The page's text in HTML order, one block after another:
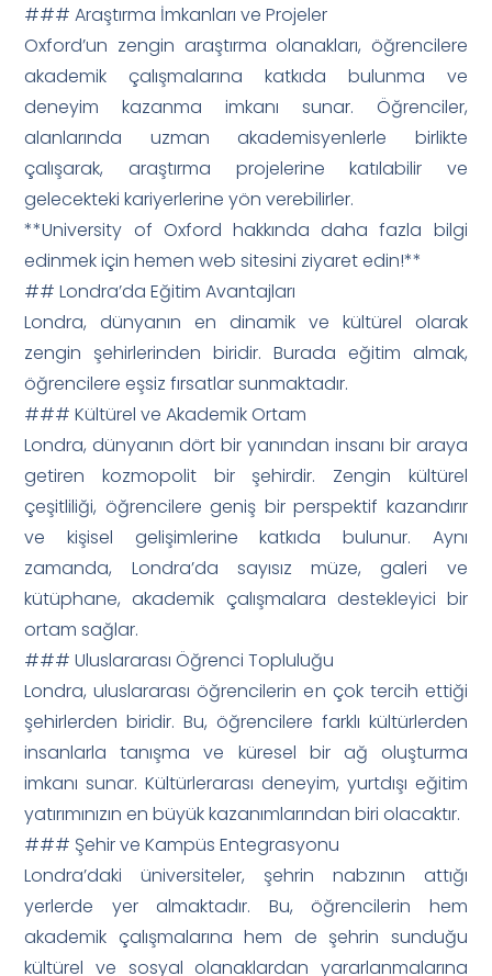
### Araştırma İmkanları ve Projeler
Oxford’un zengin araştırma olanakları, öğrencilere
akademik çalışmalarına katkıda bulunma ve
deneyim kazanma imkanı sunar. Öğrenciler,
alanlarında uzman akademisyenlerle birlikte
çalışarak, araştırma projelerine katılabilir ve
gelecekteki kariyerlerine yön verebilirler.
**University of Oxford hakkında daha fazla bilgi
edinmek için hemen web sitesini ziyaret edin!**
## Londra’da Eğitim Avantajları
Londra, dünyanın en dinamik ve kültürel olarak
zengin şehirlerinden biridir. Burada eğitim almak,
öğrencilere eşsiz fırsatlar sunmaktadır.
### Kültürel ve Akademik Ortam
Londra, dünyanın dört bir yanından insanı bir araya
getiren kozmopolit bir şehirdir. Zengin kültürel
çeşitliliği, öğrencilere geniş bir perspektif kazandırır
ve kişisel gelişimlerine katkıda bulunur. Aynı
zamanda, Londra’da sayısız müze, galeri ve
kütüphane, akademik çalışmalara destekleyici bir
ortam sağlar.
### Uluslararası Öğrenci Topluluğu
Londra, uluslararası öğrencilerin en çok tercih ettiği
şehirlerden biridir. Bu, öğrencilere farklı kültürlerden
insanlarla tanışma ve küresel bir ağ oluşturma
imkanı sunar. Kültürlerarası deneyim, yurtdışı eğitim
yatırımınızın en büyük kazanımlarından biri olacaktır.
### Şehir ve Kampüs Entegrasyonu
Londra’daki üniversiteler, şehrin nabzının attığı
yerlerde yer almaktadır. Bu, öğrencilerin hem
akademik çalışmalarına hem de şehrin sunduğu
kültürel ve sosyal olanaklardan yararlanmalarına